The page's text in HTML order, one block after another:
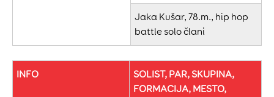
Jaka Kušar, 78.m., hip hop
battle solo člani
INFO
SOLIST, PAR, SKUPINA,
FORMACIJA, MESTO,